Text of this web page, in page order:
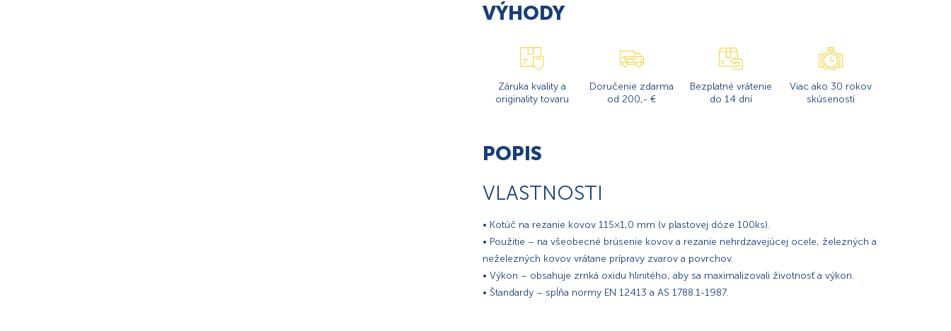
VÝHODY
Záruka kvality a
originality tovaru
Doručenie zdarma
od 200,- €
Bezplatné vrátenie
do 14 dní
Viac ako 30 rokov
skúseností
POPIS
VLASTNOSTI
• Kotúč na rezanie kovov 115×1,0 mm (v plastovej dóze 100ks).
• Použitie – na všeobecné brúsenie kovov a rezanie nehrdzavejúcej ocele, železných a
neželezných kovov vrátane prípravy zvarov a povrchov.
• Výkon – obsahuje zrnká oxidu hlinitého, aby sa maximalizovali životnosť a výkon.
• Štandardy – spĺňa normy EN 12413 a AS 1788.1-1987.